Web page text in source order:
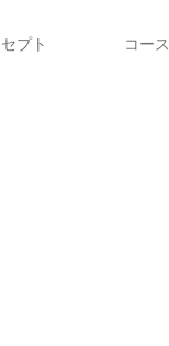
プト コース